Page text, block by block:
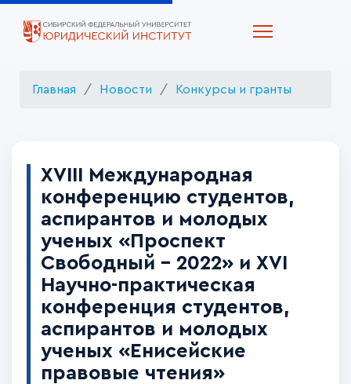
Главная Новости Конкурсы и гранты
XVIII Международная
конференцию студентов,
аспирантов и молодых
ученых «Проспект
Свободный - 2022» и XVI
Научно-практическая
конференция студентов,
аспирантов и молодых
ученых «Енисейские
правовые чтения»